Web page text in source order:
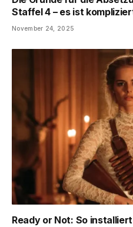
Staffel 4 – es ist
November 24, 2025
Ready or Not: So